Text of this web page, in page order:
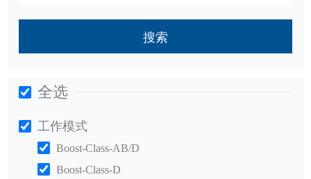
搜索
全选
工作模式
Boost-Class-AB/D
Boost-Class-D